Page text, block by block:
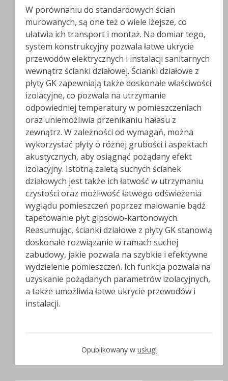
W porównaniu do standardowych ścian
murowanych, są one też o wiele lżejsze, co
ułatwia ich transport i montaż. Na domiar tego,
system konstrukcyjny pozwala łatwe ukrycie
przewodów elektrycznych i instalacji sanitarnych
wewnątrz ścianki działowej. Ścianki działowe z
płyty GK zapewniają także doskonałe właściwości
izolacyjne, co pozwala na utrzymanie
odpowiedniej temperatury w pomieszczeniach
oraz uniemożliwia przenikaniu hałasu z
zewnątrz. W zależności od wymagań, można
wykorzystać płyty o różnej grubości i aspektach
akustycznych, aby osiągnąć pożądany efekt
izolacyjny. Istotną zaletą suchych ścianek
działowych jest także ich łatwość w utrzymaniu
czystości oraz możliwość łatwego odświeżenia
wyglądu pomieszczeń poprzez malowanie bądź
tapetowanie płyt gipsowo-kartonowych.
Reasumując, ścianki działowe z płyty GK stanowią
doskonałe rozwiązanie w ramach suchej
zabudowy, jakie pozwala na szybkie i efektywne
wydzielenie pomieszczeń. Ich funkcja pozwala na
uzyskanie pożądanych parametrów izolacyjnych,
a także umożliwia łatwe ukrycie przewodów i
instalacji.
Opublikowany w usługi